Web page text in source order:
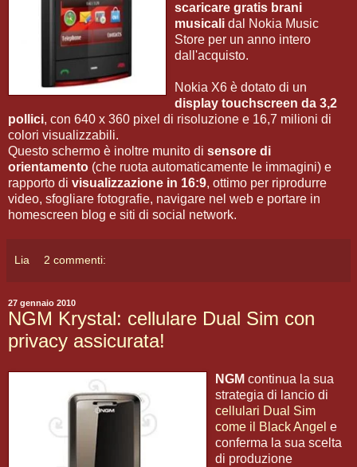
scaricare gratis brani
musicali dal Nokia Music
Store per un anno intero
dall'acquisto.
Nokia X6 è dotato di un
display touchscreen da 3,2
pollici, con 640 x 360 pixel di risoluzione e 16,7 milioni di
colori visualizzabili.
Questo schermo è inoltre munito di sensore di
orientamento (che ruota automaticamente le immagini) e
rapporto di visualizzazione in 16:9, ottimo per riprodurre
video, sfogliare fotografie, navigare nel web e portare in
homescreen blog e siti di social network.
Lia 2 commenti:
27 gennaio 2010
NGM Krystal: cellulare Dual Sim con
privacy assicurata!
NGM continua la sua
strategia di lancio di
cellulari Dual Sim
come il Black Angel e
conferma la sua scelta
di produzione